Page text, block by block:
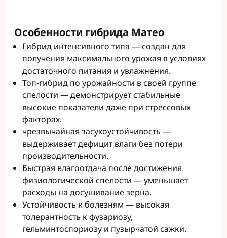
Особенности гибрида Матео
Гибрид интенсивного типа — создан для
получения максимального урожая в условиях
достаточного питания и увлажнения.
Топ-гибрид по урожайности в своей группе
спелости — демонстрирует стабильные
высокие показатели даже при стрессовых
факторах.
чрезвычайная засухоустойчивость —
выдерживает дефицит влаги без потери
производительности.
Быстрая влагоотдача после достижения
физиологической спелости — уменьшает
расходы на досушивание зерна.
Устойчивость к болезням — высокая
толерантность к фузариозу,
гельминтоспориозу и пузырчатой ​​сажки.